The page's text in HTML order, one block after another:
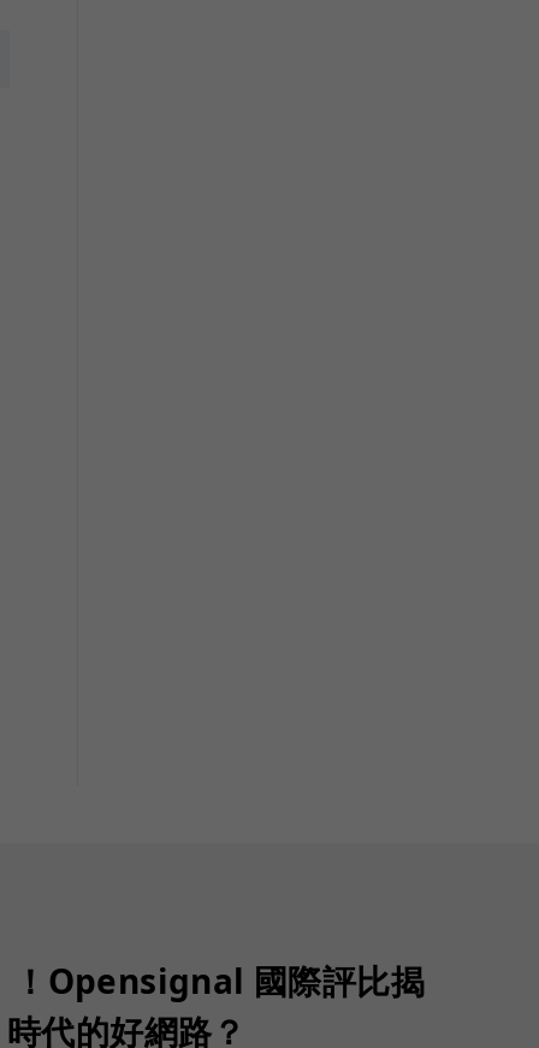
！Opensignal 國際評比揭
代的好網路？